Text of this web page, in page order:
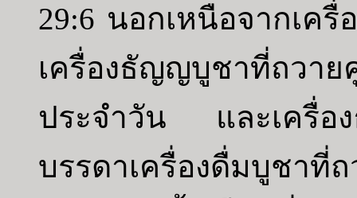
29:6 นอกเหนือจากเค
เครื่องธัญญบูชาที่ถว
ประจำวัน และเครื่
บรรดาเครื่องดื่มบูชา